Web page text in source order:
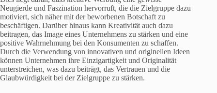
Neugierde und Faszination hervorruft, die die Zielgruppe dazu
motiviert, sich näher mit der beworbenen Botschaft zu
beschäftigen. Darüber hinaus kann Kreativität auch dazu
beitragen, das Image eines Unternehmens zu stärken und eine
positive Wahrnehmung bei den Konsumenten zu schaffen.
Durch die Verwendung von innovativen und originellen Ideen
können Unternehmen ihre Einzigartigkeit und Originalität
unterstreichen, was dazu beiträgt, das Vertrauen und die
Glaubwürdigkeit bei der Zielgruppe zu stärken.